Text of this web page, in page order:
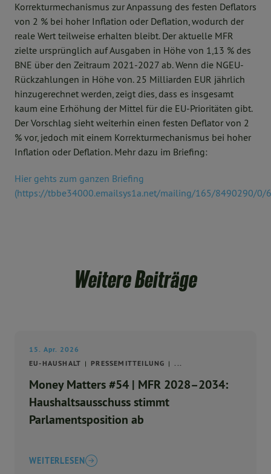
Korrekturmechanismus zur Anpassung des festen Deflators
von 2 % bei hoher Inflation oder Deflation, wodurch der
reale Wert teilweise erhalten bleibt. Der aktuelle MFR
zielte ursprünglich auf Ausgaben in Höhe von 1,13 % des
BNE über den Zeitraum 2021-2027 ab. Wenn die NGEU-
Rückzahlungen in Höhe von. 25 Milliarden EUR jährlich
hinzugerechnet werden, zeigt dies, dass es insgesamt
kaum eine Erhöhung der Mittel für die EU-Prioritäten gibt.
Der Vorschlag sieht weiterhin einen festen Deflator von 2
% vor, jedoch mit einem Korrekturmechanismus bei hoher
Inflation oder Deflation. Mehr dazu im Briefing:
Hier gehts zum ganzen Briefing
(https://tbbe34000.emailsys1a.net/mailing/165/8490290/0/
Weitere Beiträge
15. Apr. 2026
EU-HAUSHALT
PRESSEMITTEILUNG ...
Money Matters #54 | MFR 2028–2034:
Haushaltsausschuss stimmt
Parlamentsposition ab
WEITERLESEN